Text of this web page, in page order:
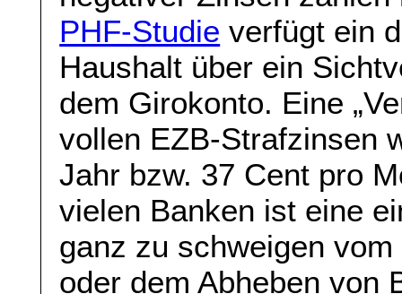
PHF-Studie verfügt ein
Haushalt über ein
dem Girokonto. Eine
vollen EZB-Strafzinsen
Jahr bzw. 37 Cent pro
vielen Banken ist eine
ganz zu schweigen
oder dem Abheben von